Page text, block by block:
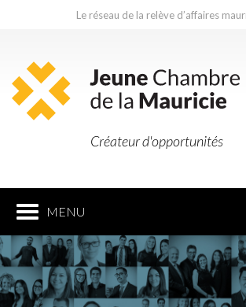
Le réseau de la relève d’affaires
Créateur d'opportunités
MENU